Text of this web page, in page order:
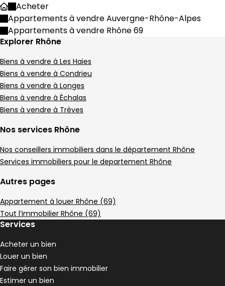
450 000 €
Condrieu - 69420
Appartement • 4 pièces • 186 m²
3 chambres 2 Terrasses
,
Terrain 39 m²
107 m² 5 pièces Saint-Clair-
Aller à l'image1
Aller à l'image 2
Aller à l'image 3
Aller à l'image 4
Aller à l'image5
239 000 €
Saint-Clair-du-Rhône - 38370
Appartement • 5 pièces • 107 m²
AccueilAcheter
Appartements à vendre Auvergne-Rhône-Alpes
Appartements à vendre Rhône 69
Explorer Rhône
Biens à vendre à Les Haies
Biens à vendre à Condrieu
Biens à vendre à Longes
Biens à vendre à Échalas
Biens à vendre à Trèves
Nos services Rhône
Nos conseillers immobiliers dans le département Rhône
Services immobiliers pour le departement Rhône
Autres pages
Appartement à louer Rhône (69)
Tout l’immobilier Rhône (69)
Services
Acheter un bien
Louer un bien
Faire gérer son bien immobilier
Estimer un bien